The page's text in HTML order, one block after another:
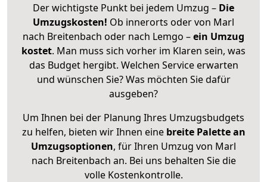
Der wichtigste Punkt bei jedem Umzug – Die
Umzugskosten! Ob innerorts oder von Marl
nach Breitenbach oder nach Lemgo –ein Umzug
kostet. Man muss sich vorher im Klaren sein, was
das Budget hergibt. Welchen Service erwarten
und wünschen Sie? Was möchten Sie dafür
ausgeben?
Um Ihnen bei der Planung Ihres Umzugsbudgets
zu helfen, bieten wir Ihnen eine breite Palette an
Umzugsoptionen, für Ihren Umzug von Marl
nach Breitenbach an. Bei uns behalten Sie die
volle Kostenkontrolle.